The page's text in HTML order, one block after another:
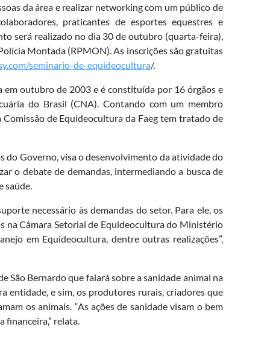
da área e realizar networking com um público de
praticantes de esportes equestres e
será realizado no dia 30 de outubro (quarta-feira),
Montada (RPMON). As inscrições são gratuitas
seminario-de-equideocultura/.
outubro de 2003 e é constituída por 16 órgãos e
do Brasil (CNA). Contando com um membro
de Equideocultura da Faeg tem tratado de
do Governo, visa o desenvolvimento da atividade do
o debate de demandas, intermediando a busca de
saúde.
necessário às demandas do setor. Para ele, os
na Câmara Setorial de Equideocultura do Ministério
em Equideocultura, dentre outras realizações”,
Bernardo que falará sobre a sanidade animal na
entidade, e sim, os produtores rurais, criadores que
os animais. “As ações de sanidade visam o bem
financeira,” relata.